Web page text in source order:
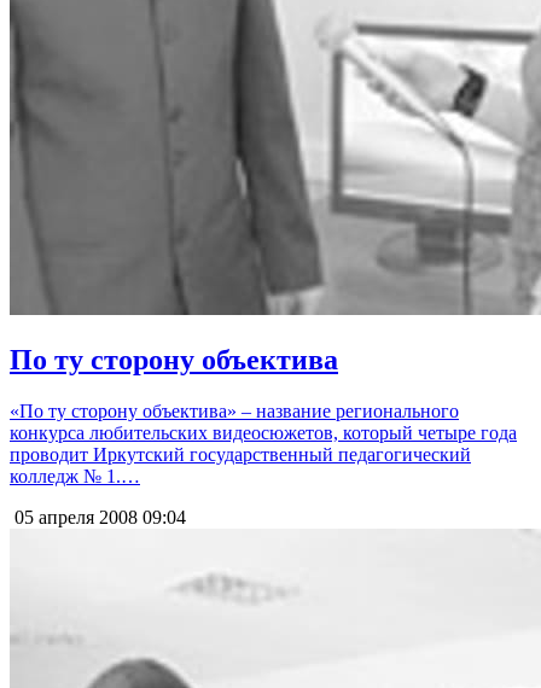
По ту сторону объектива
«По ту сторону объектива» – название регионального
конкурса любительских видеосюжетов, который четыре года
проводит Иркутский государственный педагогический
колледж № 1.…
05 апреля 2008 09:04